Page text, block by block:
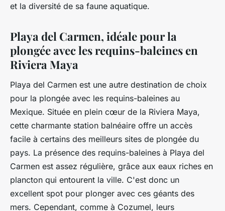
et la diversité de sa faune aquatique.
Playa del Carmen, idéale pour la
plongée avec les requins-baleines en
Riviera Maya
Playa del Carmen est une autre destination de choix
pour la plongée avec les requins-baleines au
Mexique. Située en plein cœur de la Riviera Maya,
cette charmante station balnéaire offre un accès
facile à certains des meilleurs sites de plongée du
pays. La présence des requins-baleines à Playa del
Carmen est assez régulière, grâce aux eaux riches en
plancton qui entourent la ville. C'est donc un
excellent spot pour plonger avec ces géants des
mers. Cependant, comme à Cozumel, leurs